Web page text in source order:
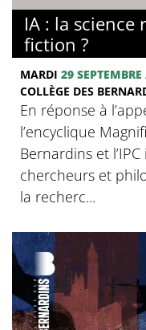
IA : la science
fiction ?
MARDI 29 SEPTEMBRE
COLLÈGE DES
En réponse à
l’encyclique
Bernardins et
chercheurs et
la recherc...